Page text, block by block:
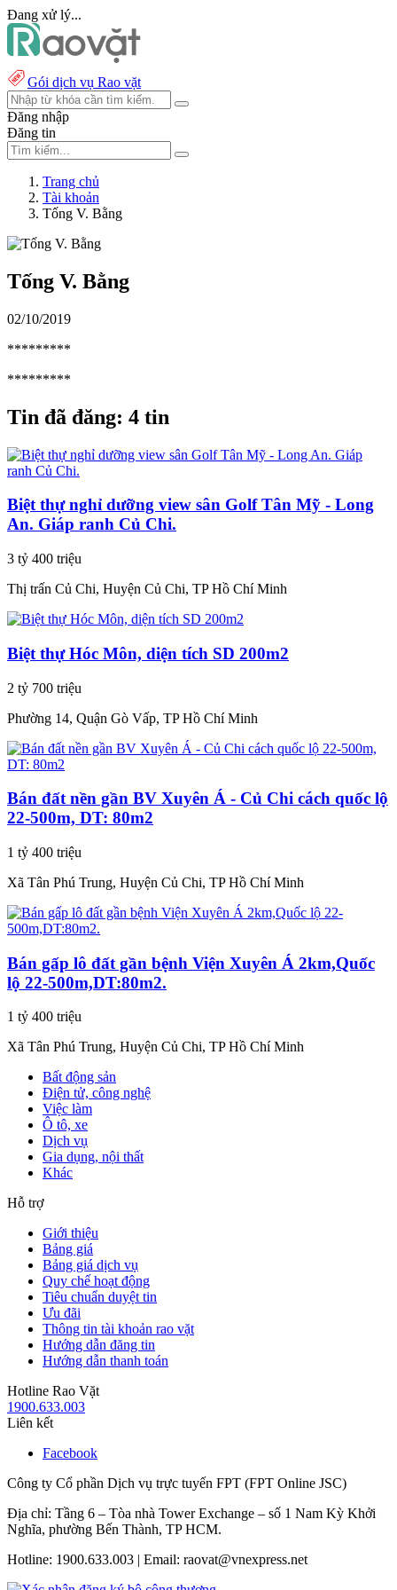
Đang xử lý...
Gói dịch vụ Rao vặt
Đăng nhập
Đăng tin
Trang chủ
Tài khoản
Tống V. Bằng
Tống V. Bằng
02/10/2019
*********
*********
Tin đã đăng: 4 tin
Biệt thự nghỉ dưỡng view sân Golf Tân Mỹ - Long
An. Giáp ranh Củ Chi.
3 tỷ 400 triệu
Thị trấn Củ Chi, Huyện Củ Chi, TP Hồ Chí Minh
Biệt thự Hóc Môn, diện tích SD 200m2
2 tỷ 700 triệu
Phường 14, Quận Gò Vấp, TP Hồ Chí Minh
Bán đất nền gần BV Xuyên Á - Củ Chi cách quốc lộ
22-500m, DT: 80m2
1 tỷ 400 triệu
Xã Tân Phú Trung, Huyện Củ Chi, TP Hồ Chí Minh
Bán gấp lô đất gần bệnh Viện Xuyên Á 2km,Quốc
lộ 22-500m,DT:80m2.
1 tỷ 400 triệu
Xã Tân Phú Trung, Huyện Củ Chi, TP Hồ Chí Minh
Bất động sản
Điện tử, công nghệ
Việc làm
Ô tô, xe
Dịch vụ
Gia dụng, nội thất
Khác
Hỗ trợ
Giới thiệu
Bảng giá
Bảng giá dịch vụ
Quy chế hoạt động
Tiêu chuẩn duyệt tin
Ưu đãi
Thông tin tài khoản rao vặt
Hướng dẫn đăng tin
Hướng dẫn thanh toán
Hotline Rao Vặt
1900.633.003
Liên kết
Facebook
Công ty Cổ phần Dịch vụ trực tuyến FPT (FPT Online JSC)
Địa chỉ: Tầng 6 – Tòa nhà Tower Exchange – số 1 Nam Kỳ Khởi
Nghĩa, phường Bến Thành, TP HCM.
Hotline: 1900.633.003 | Email: raovat@vnexpress.net